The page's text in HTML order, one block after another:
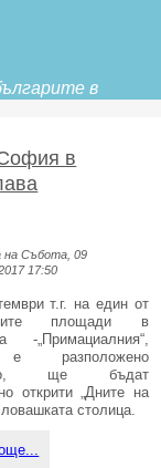
в
в
на Събота, 09
17:50
т.г. на един от
площади в
-„Примациалния“,
разположено
ще бъдат
открити „Дните на
столица.